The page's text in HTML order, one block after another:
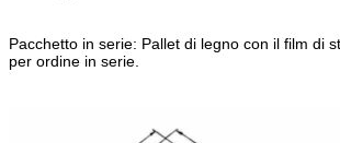
Pacchetto in serie: Pallet di legno con il film di
per ordine in serie.